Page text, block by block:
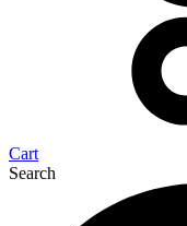
Cart
Search